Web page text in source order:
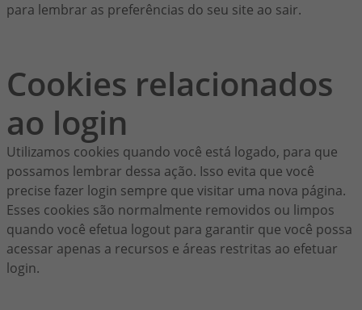
para lembrar as preferências do seu site ao sair.
Cookies relacionados
ao login
Utilizamos cookies quando você está logado, para que
possamos lembrar dessa ação. Isso evita que você
precise fazer login sempre que visitar uma nova página.
Esses cookies são normalmente removidos ou limpos
quando você efetua logout para garantir que você possa
acessar apenas a recursos e áreas restritas ao efetuar
login.